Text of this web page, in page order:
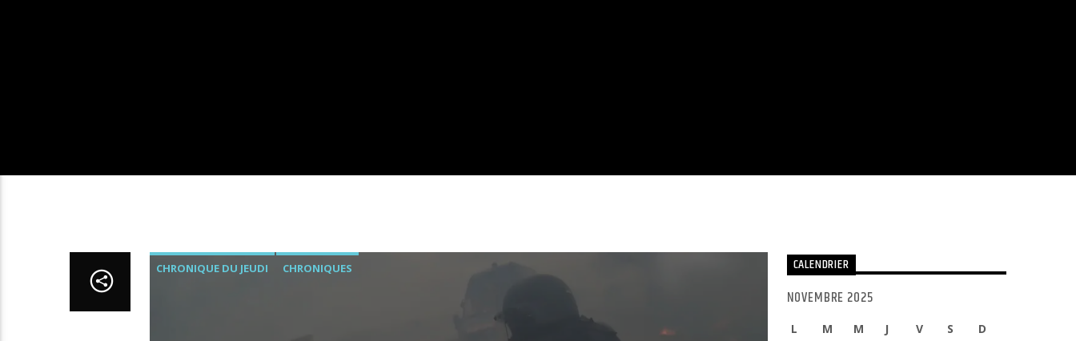
CHRONIQUE DU JEUDI CHRONIQUES CALENDRIER
NOVEMBRE 2025
L M M J V S D